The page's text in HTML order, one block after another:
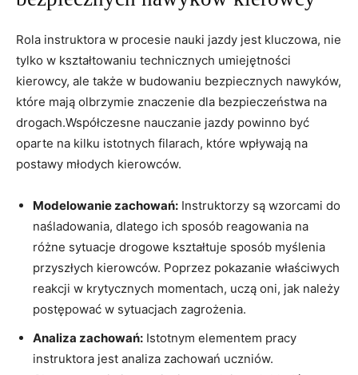
Rola instruktora w procesie nauki jazdy jest⁣ kluczowa, nie​
tylko w kształtowaniu technicznych umiejętności
kierowcy, ale ⁢także ⁢w budowaniu bezpiecznych⁤ nawyków,
które mają olbrzymie znaczenie dla bezpieczeństwa na
drogach.Współczesne nauczanie⁣ jazdy powinno być
oparte na kilku ​istotnych filarach, które​ wpływają na
postawy młodych ⁣kierowców.
Modelowanie zachowań: Instruktorzy są wzorcami do
naśladowania, dlatego ⁣ich sposób reagowania na
⁢różne ⁢sytuacje drogowe ‌kształtuje​ sposób myślenia
przyszłych kierowców. Poprzez pokazanie właściwych‍
reakcji w krytycznych momentach, uczą oni, jak należy
postępować w ⁣sytuacjach zagrożenia.
Analiza‌ zachowań: Istotnym elementem pracy
instruktora​ jest‍ analiza ⁤zachowań uczniów.